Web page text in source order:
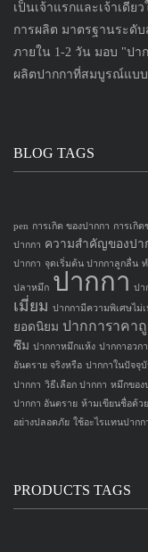
เป็นเจ้าแรกและเจ้าเดี
การผลิต มาตรฐานระดั
ภายใน 1-2 วัน มอบ "ปา
ผลิตปากกาที่สมบูรณ์แบ
BLOG TAGS
pen การเกิด ของปากกา การเกิ
ปากกา ความสำคัญของปา
ปากกา จุดเริ่มต้น ปากกาลูกลื่น
ปลาหมึก ปากกา ปา
เมี่ยม ปากกามีความพิเศษไม่
ยอดนิยม ปากการาคา
ซึม ปากกาหมึกแห้ง ปากกาอวก
อันตราย จริงหรือ ปากกาในปัจจุ
ปากกา วิธีเลือก ปากกา หมึกของ
ปากกา อันตราย ห้ามเขียนชื่อด้ว
อย่างปลอดภัย ใช้อะไรแทนปากก
PRODUCTS TAGS